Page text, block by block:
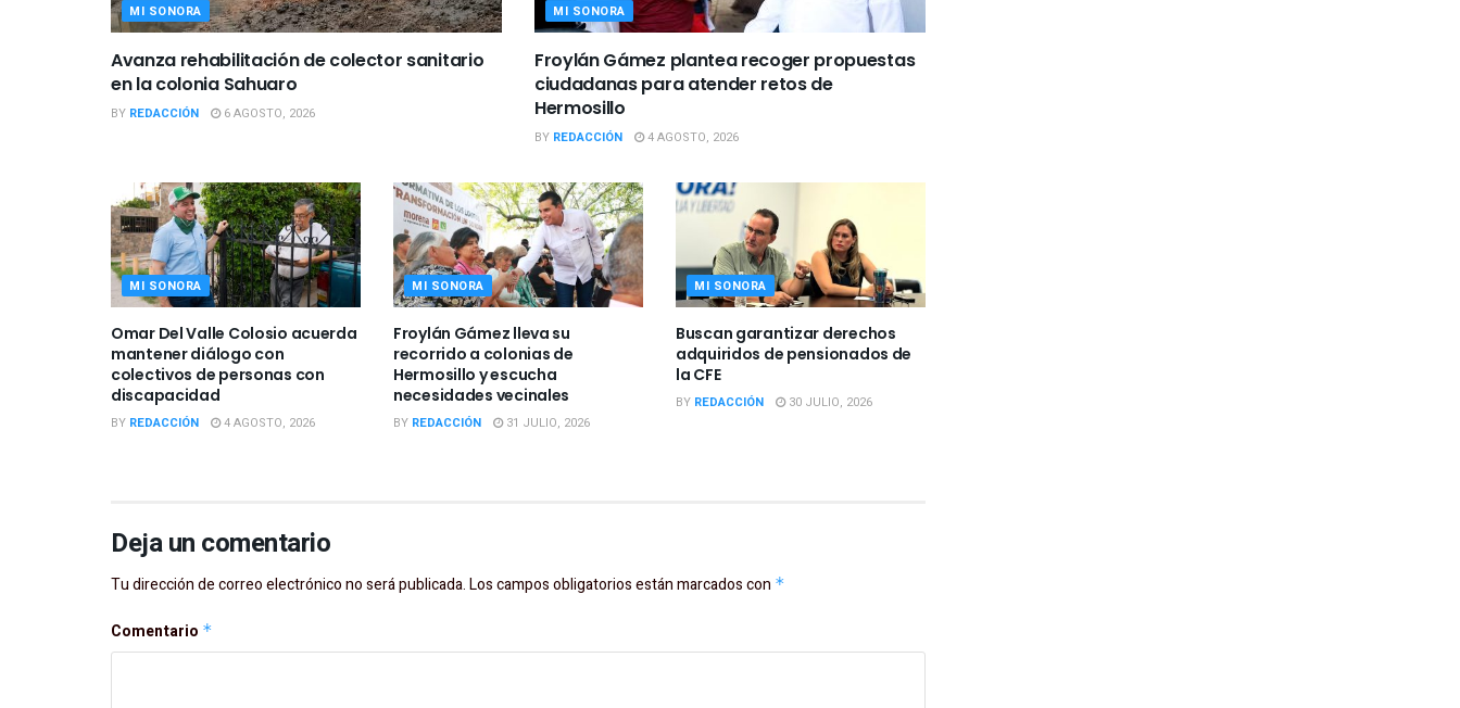
MI SONORA
Avanza rehabilitación de colector sanitario
en la colonia Sahuaro
BY REDACCIÓN 6 AGOSTO, 2026
MI SONORA
Froylán Gámez plantea recoger propuestas
ciudadanas para atender retos de
Hermosillo
BY REDACCIÓN 4 AGOSTO, 2026
MI SONORA
Omar Del Valle Colosio acuerda
mantener diálogo con
colectivos de personas con
discapacidad
BY REDACCIÓN 4 AGOSTO, 2026
MI SONORA
Froylán Gámez lleva su
recorrido a colonias de
Hermosillo y escucha
necesidades vecinales
BY REDACCIÓN 31 JULIO, 2026
MI SONORA
Buscan garantizar derechos
adquiridos de pensionados de
la CFE
BY REDACCIÓN 30 JULIO, 2026
Deja un comentario
Tu dirección de correo electrónico no será publicada.Los campos obligatorios están marcados con *
Comentario *